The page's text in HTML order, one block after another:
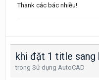
Thank các bác nhiều!
trong Sử dụng AutoCAD